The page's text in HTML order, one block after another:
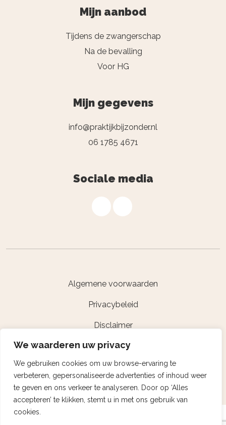
We waarderen uw privacy
We gebruiken cookies om uw browse-ervaring te
verbeteren, gepersonaliseerde advertenties of inhoud weer
te geven en ons verkeer te analyseren. Door op ‘Alles
accepteren’ te klikken, stemt u in met ons gebruik van
cookies.
Mijn aanbod
Tijdens de zwangerschap
Na de bevalling
Voor HG
Mijn gegevens
info@praktijkbijzonder.nl
06 1785 4671
Sociale media
Algemene voorwaarden
Privacybeleid
Disclaimer
Powered by Nextcap